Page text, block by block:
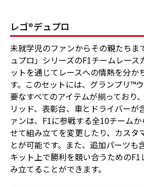
レゴ®デュプロ
未就学児のファンからその親たちま
ュプロ」シリーズのF1チームレース
ットを通じてレースへの情熱を分か
す。このセットには、グランプリ™
要なすべてのアイテムが揃っており
リッド、表彰台、車とドライバーが
ァンは、F1に参戦する全10チーム
せて組み立てを変更したり、カスタ
とが可能です。また、追加パーツも
キット上で勝利を競い合うための
み立てることができます。